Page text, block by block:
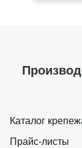
Каталог
Прайс-листы